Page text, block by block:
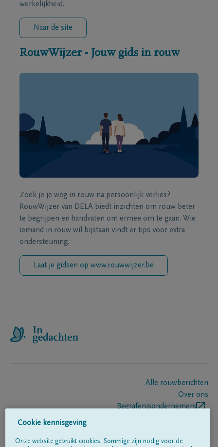
werkelijkheid.
Naar de site
RouwWijzer - Jouw gids in rouw
Zoek je je weg in rouw na persoonlijk verlies?
RouwWijzer van DELA biedt inzichten om rouw beter
te begrijpen en handvaten om ermee om te gaan. Wie
iemand in rouw wil bijstaan vindt er tips voor extra
ondersteuning.
Laat je gidsen op www.rouwwijzer.be
Alle rouwberichten
Over ons
Begrafenisondernemers
Cookie kennisgeving
Onze website gebruikt cookies. Sommige zijn nodig voor de